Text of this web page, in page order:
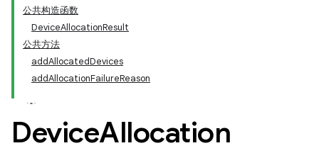
公共构造函数
DeviceAllocationResult
公共方法
addAllocatedDevices
addAllocationFailureReason
DeviceAllocation